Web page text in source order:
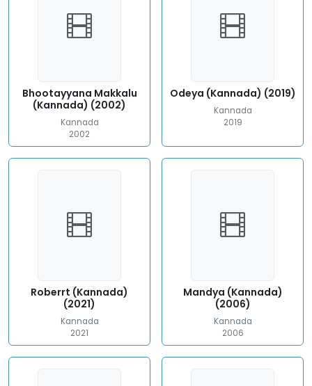
Bhootayyana Makkalu
(Kannada) (2002)
Kannada
2002
Odeya (Kannada) (2019)
Kannada
2019
Roberrt (Kannada)
(2021)
Kannada
2021
Mandya (Kannada)
(2006)
Kannada
2006